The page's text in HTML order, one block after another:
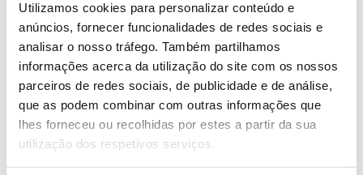
Utilizamos cookies para personalizar conteúdo e
anúncios, fornecer funcionalidades de redes sociais e
analisar o nosso tráfego. Também partilhamos
informações acerca da utilização do site com os nossos
parceiros de redes sociais, de publicidade e de análise,
que as podem combinar com outras informações que
lhes forneceu ou recolhidas por estes a partir da sua
utilização dos respetivos serviços.
Saiba sobre a atividade Famílias na
Natureza
13.07.2026
Genoma do priolo e de outras espécies em risco:
conhecer para conservar